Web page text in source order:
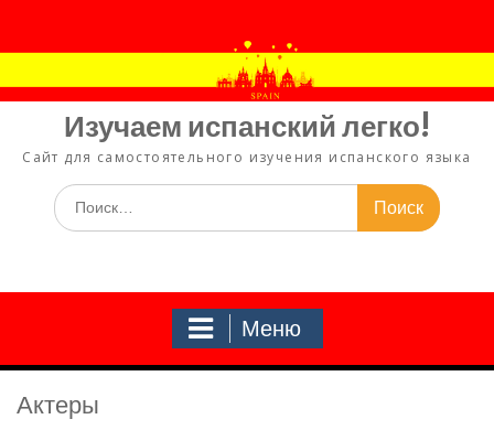
содержимому
Изучаем испанский легко!
Сайт для самостоятельного изучения испанского языка
Искать:
Меню
Актеры